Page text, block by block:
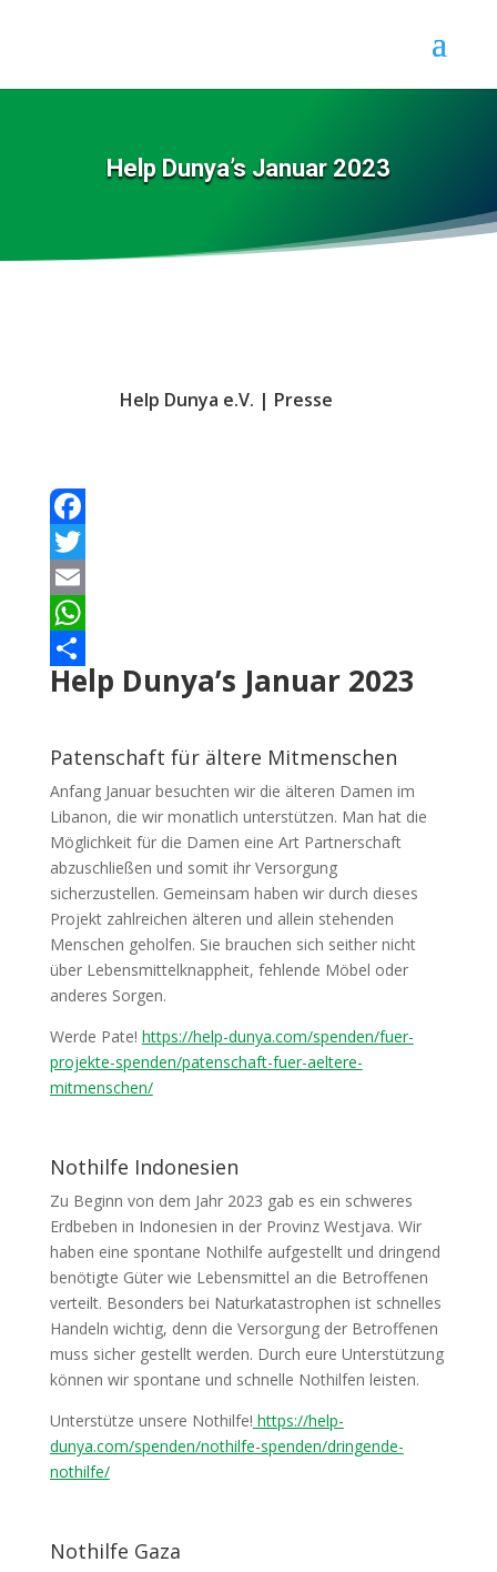
Help Dunya’s Januar 2023
Help Dunya e.V. | Presse
Facebook
Twitter
Email
WhatsApp
Teilen
Help Dunya’s Januar 2023
Patenschaft für ältere Mitmenschen
Anfang Januar besuchten wir die älteren Damen im
Libanon, die wir monatlich unterstützen. Man hat die
Möglichkeit für die Damen eine Art Partnerschaft
abzuschließen und somit ihr Versorgung
sicherzustellen. Gemeinsam haben wir durch dieses
Projekt zahlreichen älteren und allein stehenden
Menschen geholfen. Sie brauchen sich seither nicht
über Lebensmittelknappheit, fehlende Möbel oder
anderes Sorgen.
Werde Pate! https://help-dunya.com/spenden/fuer-
projekte-spenden/patenschaft-fuer-aeltere-
mitmenschen/
Nothilfe Indonesien
Zu Beginn von dem Jahr 2023 gab es ein schweres
Erdbeben in Indonesien in der Provinz Westjava. Wir
haben eine spontane Nothilfe aufgestellt und dringend
benötigte Güter wie Lebensmittel an die Betroffenen
verteilt. Besonders bei Naturkatastrophen ist schnelles
Handeln wichtig, denn die Versorgung der Betroffenen
muss sicher gestellt werden. Durch eure Unterstützung
können wir spontane und schnelle Nothilfen leisten.
Unterstütze unsere Nothilfe! https://help-
dunya.com/spenden/nothilfe-spenden/dringende-
nothilfe/
Nothilfe Gaza